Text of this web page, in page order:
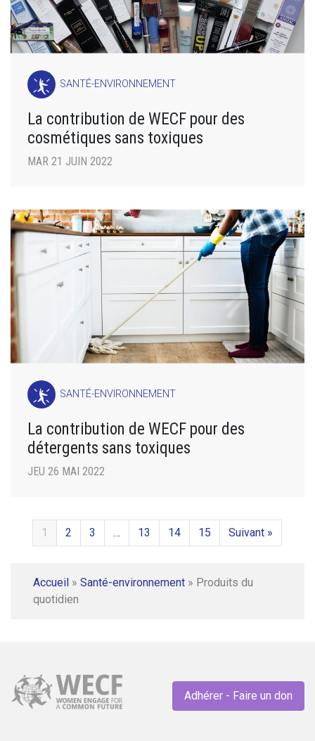
SANTÉ-ENVIRONNEMENT
La contribution de WECF pour des
cosmétiques sans toxiques
MAR 21 JUIN 2022
SANTÉ-ENVIRONNEMENT
La contribution de WECF pour des
détergents sans toxiques
JEU 26 MAI 2022
1 2 3 … 13 14 15 Suivant »
Accueil » Santé-environnement » Produits du
quotidien
Adhérer - Faire un don